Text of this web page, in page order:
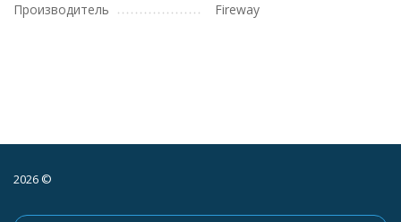
Производитель
Fireway
2026 ©